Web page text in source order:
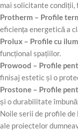
mai solicitante condiții,
Protherm – Profile
eficiența energetică a
Prolux – Profile cu
funcțional spațiilor.
Prowood – Profile
finisaj estetic și o
Prostone – Profile
și o durabilitate
Noile serii de profile
ale proiectelor